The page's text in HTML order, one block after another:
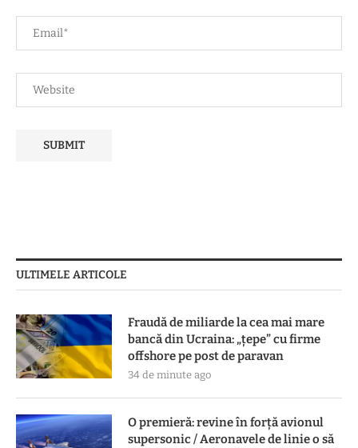
ULTIMELE ARTICOLE
Fraudă de miliarde la cea mai mare
bancă din Ucraina: „țepe” cu firme
offshore pe post de paravan
34 de minute ago
O premieră: revine în forță avionul
supersonic / Aeronavele de linie o să